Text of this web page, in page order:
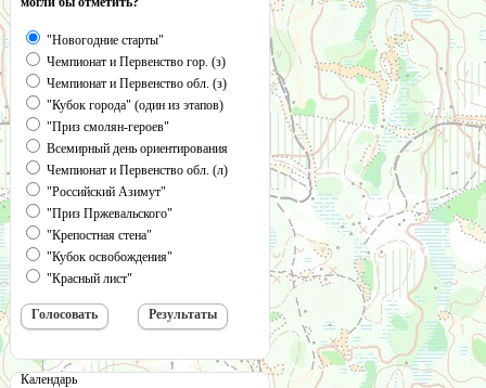
"Новогодние старты"
Чемпионат и Первенство гор. (з)
Чемпионат и Первенство обл. (з)
"Кубок города" (один из этапов)
"Приз смолян-героев"
Всемирный день ориентирования
Чемпионат и Первенство обл. (л)
"Российский Азимут"
"Приз Пржевальского"
"Крепостная стена"
"Кубок освобождения"
"Красный лист"
Календарь